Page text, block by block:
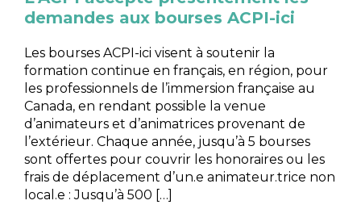
demandes aux bourses ACPI-ici
Les bourses ACPI-ici visent à soutenir la
formation continue en français, en région, pour
les professionnels de l’immersion française au
Canada, en rendant possible la venue
d’animateurs et d’animatrices provenant de
l’extérieur. Chaque année, jusqu’à 5 bourses
sont offertes pour couvrir les honoraires ou les
frais de déplacement d’un.e animateur.trice non
local.e : Jusqu’à 500 […]